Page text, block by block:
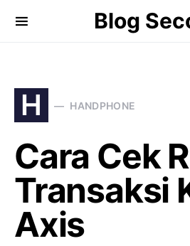
Blog
H HANDPHONE
Cara Cek
Transaksi
Axis